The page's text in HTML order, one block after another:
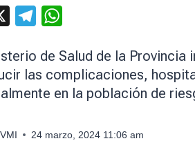
Telegram
de Salud de la
las complicaciones,
en la población de
VMI 24 marzo, 2024 11:06 am